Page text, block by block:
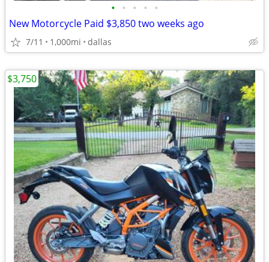
• • • • •
New Motorcycle Paid $3,850 two weeks ago
7/11 1,000mi dallas
$3,750